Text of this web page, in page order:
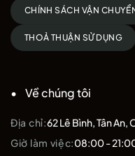
CHÍNH SÁCH VẬN
THOẢ THUẬN SỬ DỤNG
Về chúng tôi
Địa chỉ:62 Lê Bình, Tân An,
Giờ làm việc:08:00 -